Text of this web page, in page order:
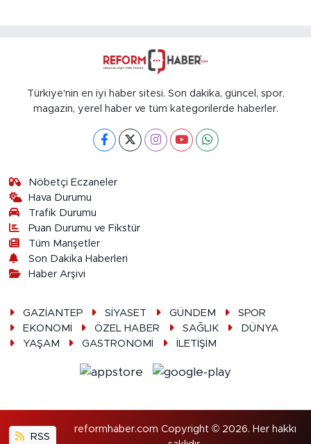
Türkiye'nin en iyi haber sitesi. Son dakika, güncel, spor,
magazin, yerel haber ve tüm kategorilerde haberler.
Nöbetçi Eczaneler
Hava Durumu
Trafik Durumu
Puan Durumu ve Fikstür
Tüm Manşetler
Son Dakika Haberleri
Haber Arşivi
GAZİANTEP SİYASET GÜNDEM
SPOR
EKONOMİ
ÖZEL HABER SAĞLIK
DÜNYA
YAŞAM
GASTRONOMİ İLETİŞİM
RSS
reformhaber.com Copyright © 2026. Her hakkı